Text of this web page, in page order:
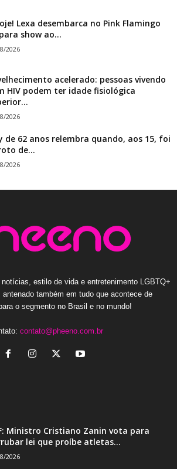
Lexa desembarca no Pink Flamingo
show ao...
2026
acelerado: pessoas vivendo
HIV podem ter idade fisiológica
2026
de 62 anos relembra quando, aos 15, foi
de...
2026
estilo de vida e entretenimento LGBTQ+
antenado também em tudo que acontece de
o segmento no Brasil e no mundo!
contato@pheeno.com.br
Ministro Cristiano Zanin vota para
lei que proíbe atletas...
2026